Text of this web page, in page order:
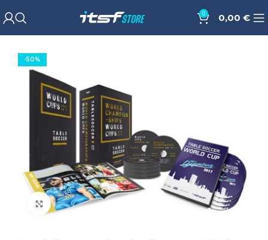
0 0,00 €
-50%
Cliquez pour agrandir